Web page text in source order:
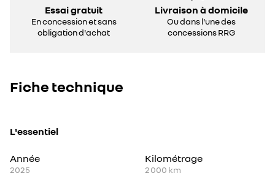
Essai gratuit
En concession et sans
obligation d'achat
Livraison à domicile
Ou dans l'une des
concessions RRG
Fiche technique
L'essentiel
Année
2025
Kilométrage
2 000 km